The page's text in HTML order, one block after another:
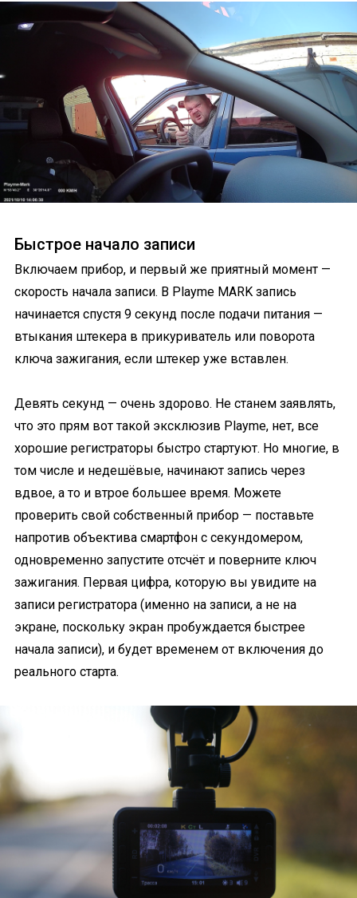
Быстрое начало записи
Включаем прибор, и первый же приятный момент —
скорость начала записи. В Playme MARK запись
начинается спустя 9 секунд после подачи питания —
втыкания штекера в прикуриватель или поворота
ключа зажигания, если штекер уже вставлен.
Девять секунд — очень здорово. Не станем заявлять,
что это прям вот такой эксклюзив Playme, нет, все
хорошие регистраторы быстро стартуют. Но многие, в
том числе и недешёвые, начинают запись через
вдвое, а то и втрое большее время. Можете
проверить свой собственный прибор — поставьте
напротив объектива смартфон с секундомером,
одновременно запустите отсчёт и поверните ключ
зажигания. Первая цифра, которую вы увидите на
записи регистратора (именно на записи, а не на
экране, поскольку экран пробуждается быстрее
начала записи), и будет временем от включения до
реального старта.